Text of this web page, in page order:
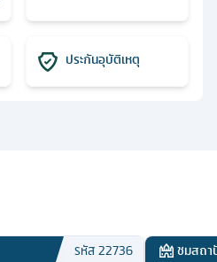
ประกันอุบัติเหตุ
รหัส22736 ชมสถ